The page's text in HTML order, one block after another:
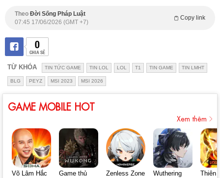
Theo Đời Sống Pháp Luật
Copy link
07:45 17/06/2026 (GMT +7)
0
CHIA SẺ
TỪ KHÓA TIN TỨC GAME TIN LOL LOL T1 TIN GAME TIN LMHT
BLG PEYZ MSI 2023 MSI 2026
GAME MOBILE HOT
Xem thêm
Võ Lâm Hắc
Game thủ
Zenless Zone
Wuthering
Thiên